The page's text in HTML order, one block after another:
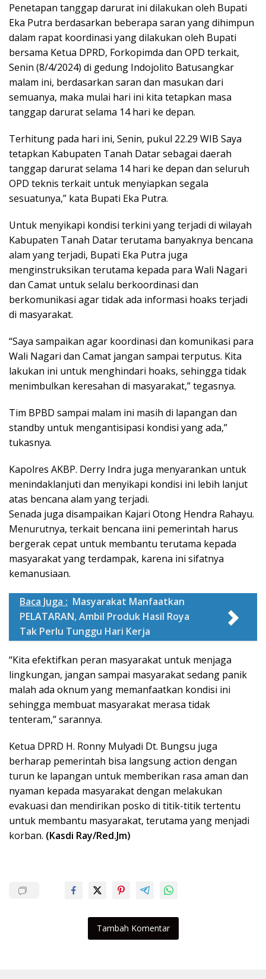
Penetapan tanggap darurat ini dilakukan oleh Bupati
Eka Putra berdasarkan beberapa saran yang dihimpun
dalam rapat koordinasi yang dilakukan oleh Bupati
bersama Ketua DPRD, Forkopimda dan OPD terkait,
Senin (8/4/2024) di gedung Indojolito Batusangkar
malam ini, berdasarkan saran dan masukan dari
semuanya, maka mulai hari ini kita tetapkan masa
tanggap darurat selama 14 hari ke depan.
Terhitung pada hari ini, Senin, pukul 22.29 WIB Saya
tetapkan Kabupaten Tanah Datar sebagai daerah
tanggap darurat selama 14 hari ke depan dan seluruh
OPD teknis terkait untuk menyiapkan segala
sesuatunya,” kata Bupati Eka Putra.
Untuk menyikapi kondisi terkini yang terjadi di wilayah
Kabupaten Tanah Datar terutama banyaknya bencana
alam yang terjadi, Bupati Eka Putra juga
menginstruksikan terutama kepada para Wali Nagari
dan Camat untuk selalu berkoordinasi dan
berkomunikasi agar tidak ada informasi hoaks terjadi
di masyarakat.
“Saya sampaikan agar koordinasi dan komunikasi para
Wali Nagari dan Camat jangan sampai terputus. Kita
lakukan ini untuk menghindari hoaks, sehingga tidak
menimbulkan keresahan di masyarakat,” tegasnya.
Tim BPBD sampai malam ini masih di lapangan dan
standby untuk mengantisipasi kondisi yang ada,”
tukasnya.
Kapolres AKBP. Derry Indra juga menyarankan untuk
menindaklanjuti dan menyikapi kondisi ini lebih lanjut
atas bencana alam yang terjadi.
Senada juga disampaikan Kajari Otong Hendra Rahayu.
Menurutnya, terkait bencana iini pemerintah harus
bergerak cepat untuk membantu terutama kepada
masyarakat yang terdampak, karena ini sifatnya
kemanusiaan.
Baca Juga : Masyarakat Manfaatkan
PELATARAN, Ambil Produk Hasil Roya
Tak Perlu Tunggu Hari Kerja
“Kita efektifkan peran masyarakat untuk menjaga
lingkungan, jangan sampai masyarakat sedang panik
malah ada oknum yang memanfaatkan kondisi ini
sehingga membuat masyarakat merasa tidak
tenteram,” sarannya.
Ketua DPRD H. Ronny Mulyadi Dt. Bungsu juga
berharap pemerintah bisa langsung action dengan
turun ke lapangan untuk memberikan rasa aman dan
nyaman kepada masyarakat dengan melakukan
evakuasi dan mendirikan posko di titik-titik tertentu
untuk membantu masyarakat, terutama yang menjadi
korban. (Kasdi Ray/Red.Jm)
Tambah Komentar